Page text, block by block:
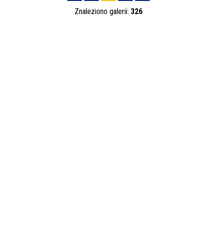
Znaleziono galerii: 326